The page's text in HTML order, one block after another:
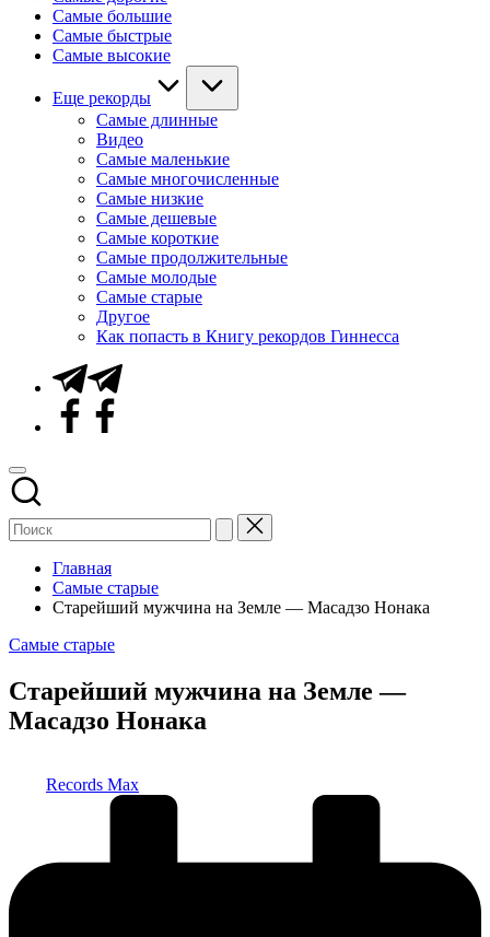
Самые большие
Самые быстрые
Самые высокие
Еще рекорды
Самые длинные
Видео
Самые маленькие
Самые многочисленные
Самые низкие
Самые дешевые
Самые короткие
Самые продолжительные
Самые молодые
Самые старые
Другое
Как попасть в Книгу рекордов Гиннесса
Telegram
Facebook
Главная
Самые старые
Старейший мужчина на Земле — Масадзо Нонака
Опубликовано
Самые старые
Старейший мужчина на Земле —
Масадзо Нонака
Records Max